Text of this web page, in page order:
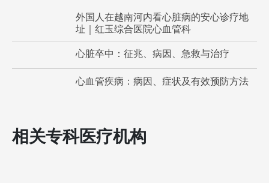
外国人在越南河内看心脏病的安心诊疗地
址｜红玉综合医院心血管科
心脏卒中：征兆、病因、急救与治疗
心血管疾病：病因、症状及有效预防方法
相关专科医疗机构